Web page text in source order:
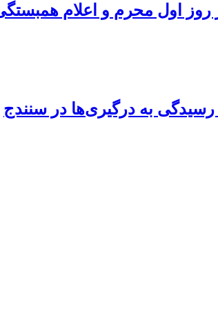
روز اول محرم و اعلام
به درگیری‌ها در سنندج